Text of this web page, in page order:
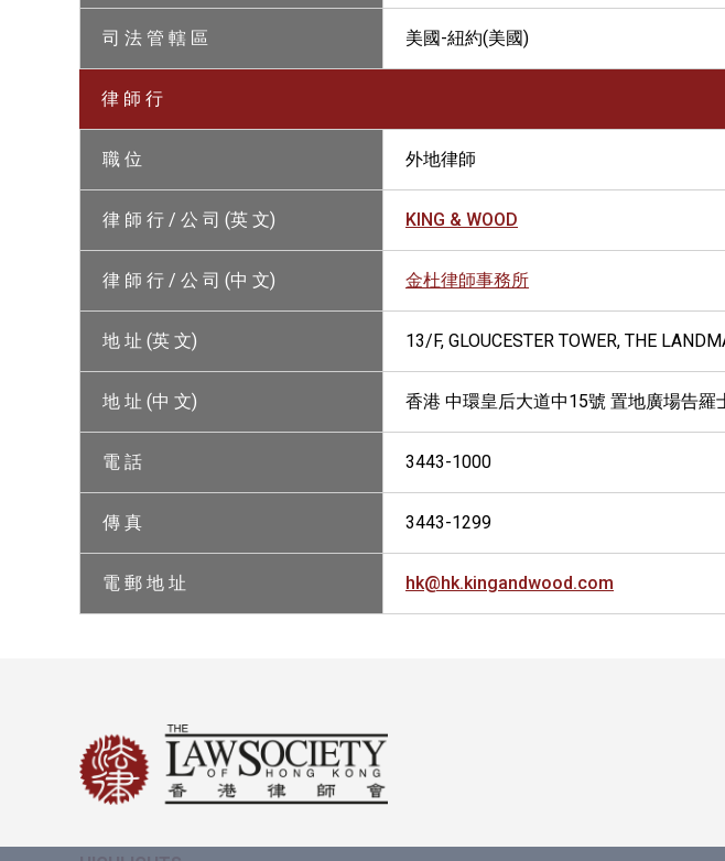
司 法 管 轄 區 美國-紐約(美國)
律 師 行
職 位 外地律師
律 師 行 / 公 司 (英 文) KING & WOOD
律 師 行 / 公 司 (中 文) 金杜律師事務所
地 址 (英 文) 13/F, GLOUCESTER TOWER, THE
地 址 (中 文) 香港 中環皇后大道中15號 置地廣場告羅
電 話 3443-1000
傳 真 3443-1299
電 郵 地 址 hk@hk.kingandwood.com